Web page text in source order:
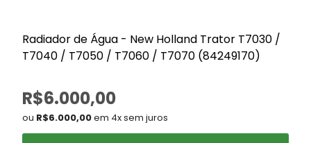
Radiador de Água - New Holland Trator T7030 /
T7040 / T7050 / T7060 / T7070 (84249170)
R$6.000,00
ou R$6.000,00em 4x sem juros